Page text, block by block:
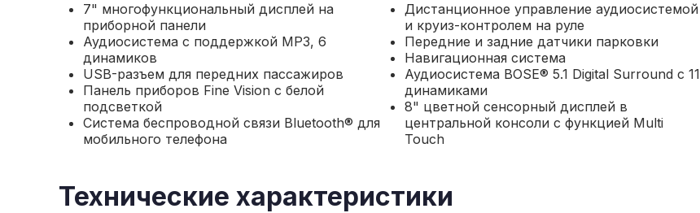
7" многофункциональный дисплей на
приборной панели
Аудиосистема с поддержкой MP3, 6
динамиков
USB-разъем для передних пассажиров
Панель приборов Fine Vision с белой
подсветкой
Система беспроводной связи Bluetooth® для
мобильного телефона
Дистанционное управление аудиосистемой
и круиз-контролем на руле
Передние и задние датчики парковки
Навигационная система
Аудиосистема BOSE® 5.1 Digital Surround с 11
динамиками
8" цветной сенсорный дисплей в
центральной консоли с функцией Multi
Touch
Технические характеристики